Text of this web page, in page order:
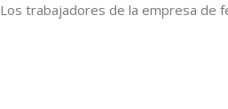
Los trabajadores de la empresa de